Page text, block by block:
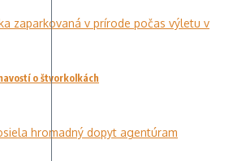
o štvorkolkách